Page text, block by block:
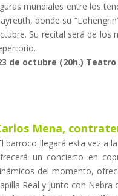
mundiales entre los
donde su
Su recital será de los
de octubre (20h.) Teatro
Mena,
barroco llegará esta vez a
un concierto en
del momento,
Real y junto con